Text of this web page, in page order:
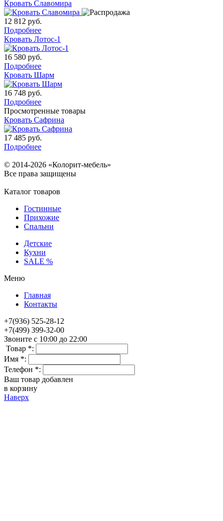
Кровать Славомира
12 812 руб.
Подробнее
Кровать Лотос-1
16 580 руб.
Подробнее
Кровать Шарм
16 748 руб.
Подробнее
Просмотренные товары
Кровать Сафрина
17 485 руб.
Подробнее
© 2014-2026 «Колорит-мебель»
Все права защищены
Каталог товаров
Гостинные
Прихожие
Спальни
Детские
Кухни
SALE %
Меню
Главная
Контакты
+7(936) 525-28-12
+7(499) 399-32-00
Звоните с 10:00 до 22:00
Товар *:
Имя *:
Телефон *:
Ваш товар добавлен
в корзину
Наверх